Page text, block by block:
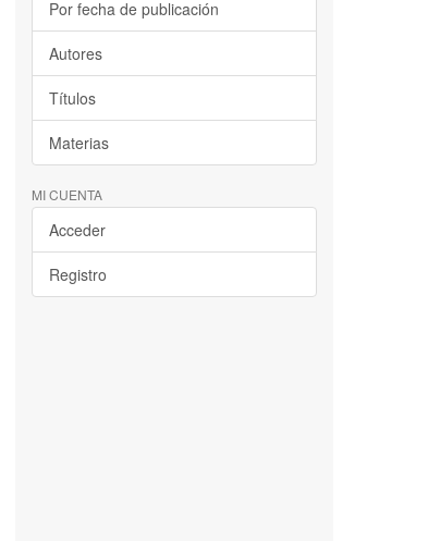
Por fecha de publicación
Autores
Títulos
Materias
MI CUENTA
Acceder
Registro